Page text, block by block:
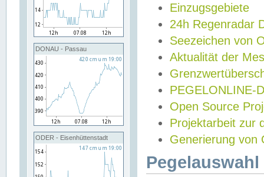
DONAU - Passau
ODER - Eisenhüttenstadt
Einzugsgebiete
24h Regenradar
Seezeichen von
Aktualität der
PEGELONLINE-
Open Source
Projektarbeit zur
Generierung von